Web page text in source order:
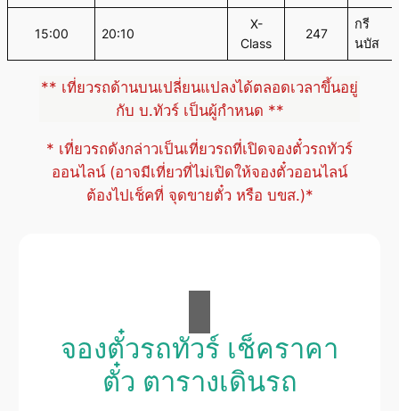
15:00 20:10
X-
Class
247
กรี
นบัส
** เที่ยวรถด้านบนเปลี่ยนแปลงได้ตลอดเวลาขึ้นอยู่
กับ บ.ทัวร์ เป็นผู้กำหนด **
* เที่ยวรถดังกล่าวเป็นเที่ยวรถที่เปิดจองตั๋วรถทัวร์
ออนไลน์ (อาจมีเที่ยวที่ไม่เปิดให้จองตั๋วออนไลน์
ต้องไปเช็คที่ จุดขายตั๋ว หรือ บขส.)*
จองตั๋วรถทัวร์ เช็คราคา
ตั๋ว ตารางเดินรถ